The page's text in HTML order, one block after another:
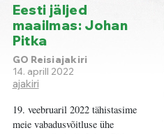
Eesti jäljed
maailmas: Johan
Pitka
GO Reisiajakiri
14. aprill 2022
ajakiri
19. veebruaril 2022 tähistasime
meie vabadusvõitluse ühe